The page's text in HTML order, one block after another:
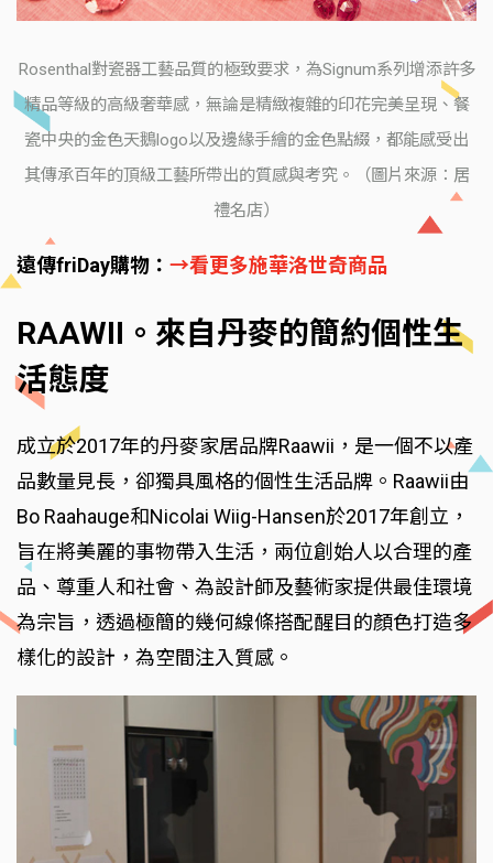
Rosenthal對瓷器工藝品質的極致要求，為Signum系列增添許多
精品等級的高級奢華感，無論是精緻複雜的印花完美呈現、餐
瓷中央的金色天鵝logo以及邊緣手繪的金色點綴，都能感受出
其傳承百年的頂級工藝所帶出的質感與考究。（圖片來源：居
禮名店）
遠傳friDay購物： →看更多施華洛世奇商品
RAAWII。來自丹麥的簡約個性生
活態度
成立於2017年的丹麥家居品牌Raawii，是一個不以產
品數量見長，卻獨具風格的個性生活品牌。Raawii由
Bo Raahauge和Nicolai Wiig-Hansen於2017年創立，
旨在將美麗的事物帶入生活，兩位創始人以合理的產
品、尊重人和社會、為設計師及藝術家提供最佳環境
為宗旨，透過極簡的幾何線條搭配醒目的顏色打造多
樣化的設計，為空間注入質感。